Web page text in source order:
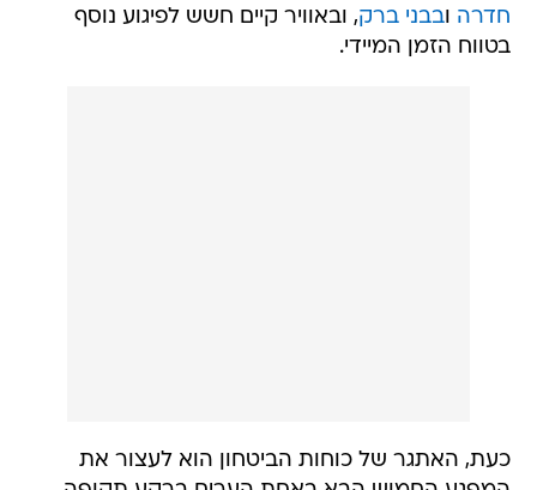
חדרה ובבני ברק, ובאוויר קיים חשש לפיגוע נוסף
בטווח הזמן המיידי.
כעת, האתגר של כוחות הביטחון הוא לעצור את